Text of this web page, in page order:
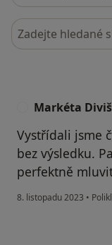
Hledejte v
Markéta
Vystřídali jsme
bez výsledku.
perfektně
8. listopadu 2023 •